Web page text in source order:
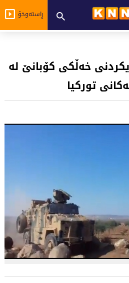
ڕاستەوخۆ
خەڵکی کۆبانێ لە
تورکیا